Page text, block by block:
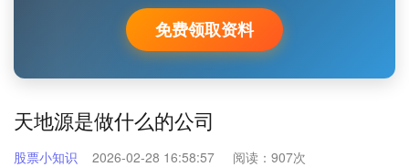
免费领取资料
天地源是做什么的公司
股票小知识 2026-02-28 16:58:57 阅读： 907次